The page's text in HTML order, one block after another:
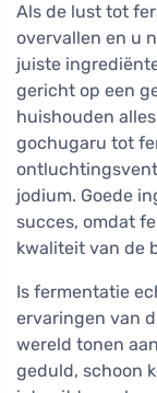
Als de lust tot
overvallen en u
juiste
gericht op een
huishouden
gochugaru tot
jodium. Goede
succes, omdat
kwaliteit van de
Is fermentatie
ervaringen van
wereld tonen
geduld, schoon